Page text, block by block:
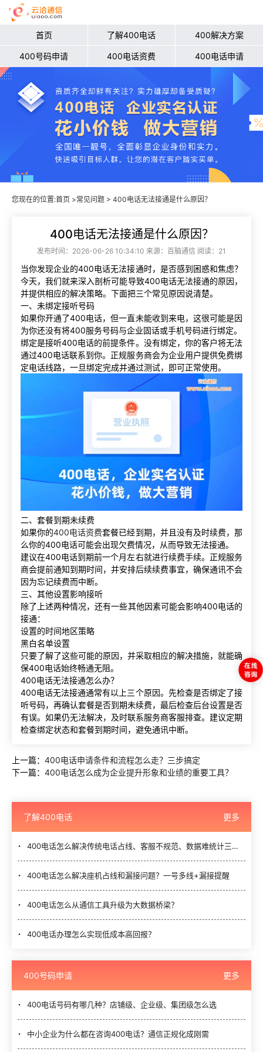
首页 了解400电话 400解决方案
400号码申请 400电话资费 400电话申请
您现在的位置:首页 >常见问题 > 400电话无法接通是什么原因？
400电话无法接通是什么原因？
发布时间：2026-06-26 10:34:10 来源：百脑通信 阅读：21
当你发现企业的400电话无法接通时，是否感到困惑和焦虑？
今天，我们就来深入剖析可能导致400电话无法接通的原因，
并提供相应的解决策略。下面把三个常见原因说清楚。
一、未绑定接听号码
如果你开通了400电话，但一直未能收到来电，这很可能是因
为你还没有将400服务号码与企业固话或手机号码进行绑定。
绑定是接听400电话的前提条件。没有绑定，你的客户将无法
通过400电话联系到你。正规服务商会为企业用户提供免费绑
定电话线路，一旦绑定完成并通过测试，即可正常使用。
二、套餐到期未续费
如果你的400电话资费套餐已经到期，并且没有及时续费，那
么你的400电话可能会出现欠费情况，从而导致无法接通。
建议在400电话到期前一个月左右就进行续费手续。正规服务
商会提前通知到期时间，并安排后续续费事宜，确保通讯不会
因为忘记续费而中断。
三、其他设置影响接听
除了上述两种情况，还有一些其他因素可能会影响400电话的
接通：
设置的时间地区策略
黑白名单设置
只要了解了这些可能的原因，并采取相应的解决措施，就能确
保400电话始终畅通无阻。
400电话无法接通怎么办？
400电话无法接通通常有以上三个原因。先检查是否绑定了接
听号码，再确认套餐是否到期未续费，最后检查后台设置是否
有误。如果仍无法解决，及时联系服务商客服排查。建议定期
检查绑定状态和套餐到期时间，避免通讯中断。
上一篇： 400电话申请条件和流程怎么走？三步搞定
下一篇： 400电话怎么成为企业提升形象和业绩的重要工具？
了解400电话 更多
400电话怎么解决传统电话占线、客服不规范、数据难统计三大难题？
400电话怎么解决座机占线和漏接问题？一号多线+漏接提醒
400电话怎么从通信工具升级为大数据桥梁？
400电话办理怎么实现低成本高回报？
400号码申请 更多
400电话号码有哪几种？店铺级、企业级、集团级怎么选
中小企业为什么都在咨询400电话？通信正规化成刚需